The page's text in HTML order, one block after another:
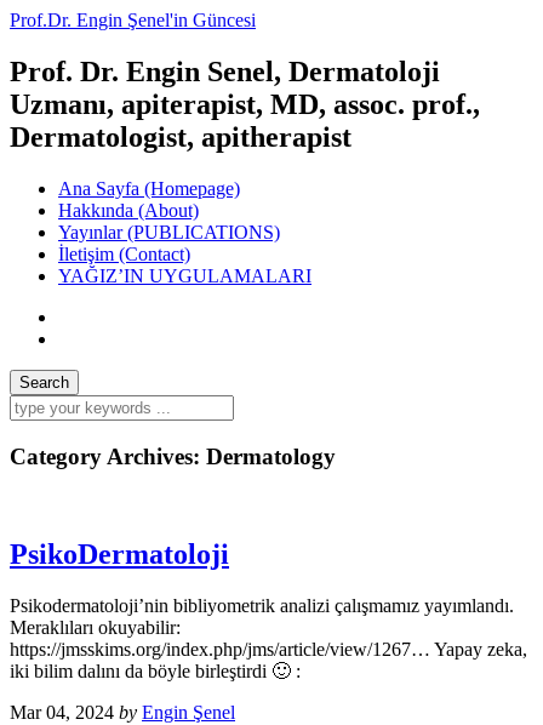
Prof.Dr. Engin Şenel'in Güncesi
Prof. Dr. Engin Senel, Dermatoloji
Uzmanı, apiterapist, MD, assoc. prof.,
Dermatologist, apitherapist
Ana Sayfa (Homepage)
Hakkında (About)
Yayınlar (PUBLICATIONS)
İletişim (Contact)
YAĞIZ’IN UYGULAMALARI
Category Archives: Dermatology
PsikoDermatoloji
Psikodermatoloji’nin bibliyometrik analizi çalışmamız yayımlandı.
Meraklıları okuyabilir:
https://jmsskims.org/index.php/jms/article/view/1267… Yapay zeka,
iki bilim dalını da böyle birleştirdi 🙂 :
Mar 04, 2024 by Engin Şenel